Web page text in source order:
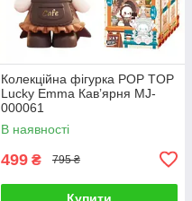
Колекційна фігурка POP TOP
Lucky Emma Кавʼярня MJ-
000061
В наявності
499 ₴ 795 ₴